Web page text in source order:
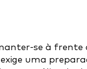
se à frente
uma